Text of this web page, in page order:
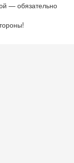
— обязательно